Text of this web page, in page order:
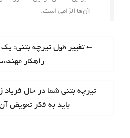
آن‌ها الزامی است.
P
i
تغییر طول تیرچه بتنی:
راهکار
N
تیرچه بتنی شما در حال
باید به فکر تعویض